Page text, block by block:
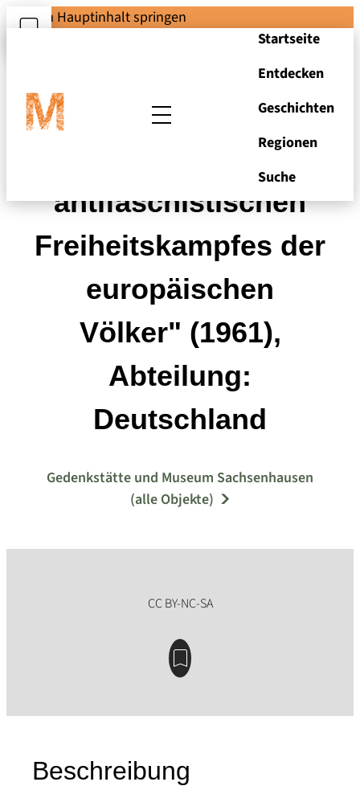
Zum Hauptinhalt springen
Startseite
Entdecken
Geschichten
Regionen
Suche
"Museum des
antifaschistischen
Freiheitskampfes der
europäischen
Völker" (1961),
Abteilung:
Deutschland
Gedenkstätte und Museum Sachsenhausen
(alle Objekte)
Beschreibung